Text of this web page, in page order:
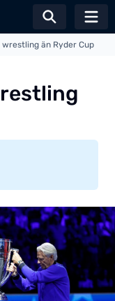
Växla
wrestling än Ryder Cup